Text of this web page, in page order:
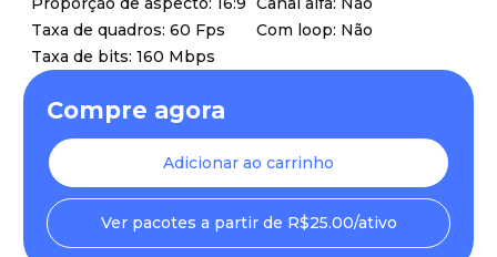
Taxa de quadros: 60 Fps
Taxa de bits: 160 Mbps
Com loop: Não
Compre agora
Adicionar ao carrinho
Ver pacotes a partir de R$25.00/ativo